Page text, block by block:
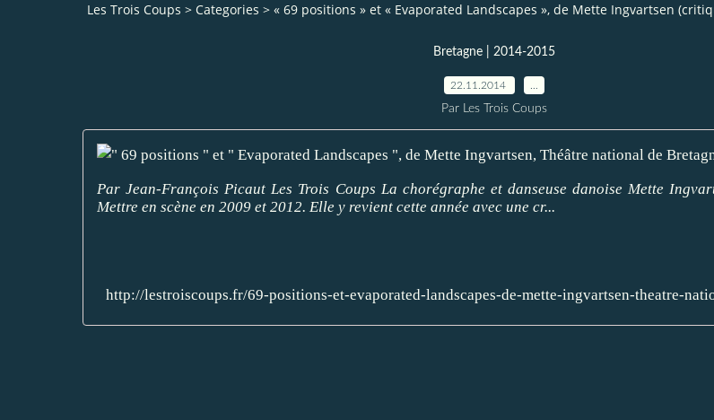
Les Trois Coups > Categories > « 69 positions » et « Evaporated Landscapes », de Mette Ingvartsen
Bretagne | 2014-2015
22.11.2014
Par Les Trois Coups
Par Jean-François Picaut Les Trois Coups La chorégraphe et danseuse danoise Mette
Mettre en scène en 2009 et 2012. Elle y revient cette année avec une cr...
http://lestroiscoups.fr/69-positions-et-evaporated-landscapes-de-mette-ingvartsen-theatre-